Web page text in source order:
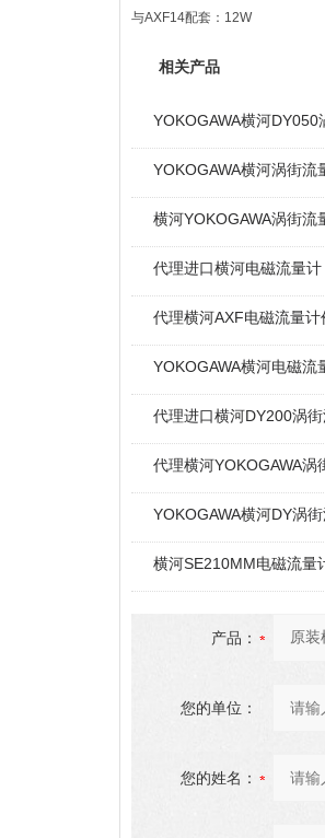
与AXF14配套：12W
相关产品
YOKOGAWA横河DY050
YOKOGAWA横河涡街流
横河YOKOGAWA涡街流
代理进口横河电磁流量计
代理横河AXF电磁流量计
YOKOGAWA横河电磁流
代理进口横河DY200涡
代理横河YOKOGAWA涡
YOKOGAWA横河DY涡
横河SE210MM电磁流量
产品：
您的单位：
您的姓名：